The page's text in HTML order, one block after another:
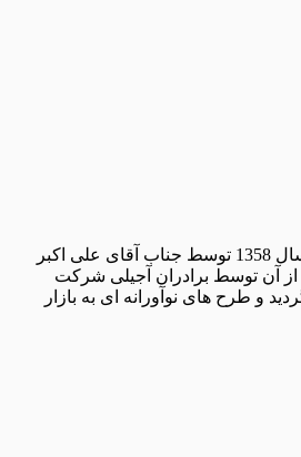
بنکداری طلای آجیلی از سال 1358 توسط جناب آقای علی اکبر
از آن توسط برادران آجیلی شرکت
و طرح های نوآورانه ای به بازار